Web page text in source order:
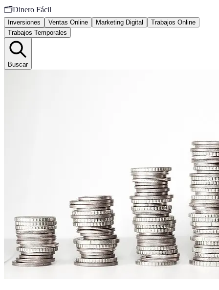
🗂️Dinero Fácil
Inversiones Ventas Online Marketing Digital
Trabajos Online
Trabajos Temporales
Buscar